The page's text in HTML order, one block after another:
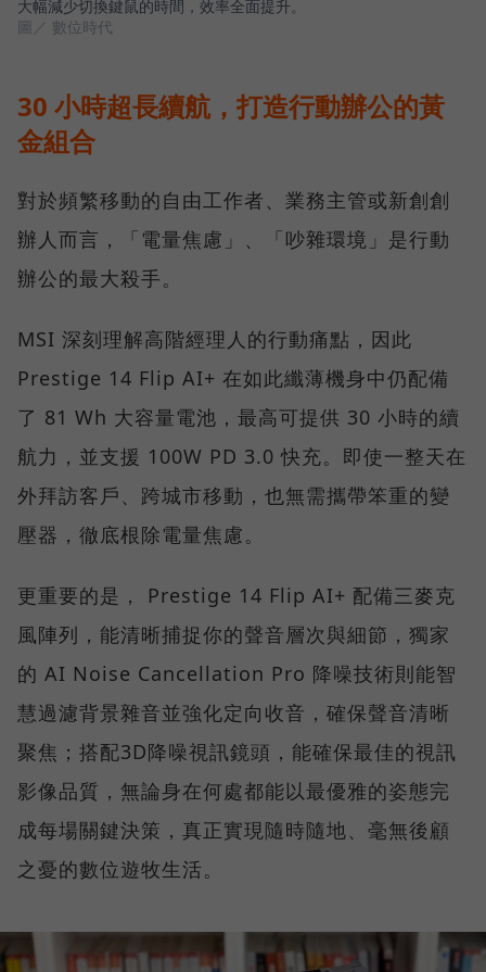
大幅減少切換鍵鼠的時間，效率全面提升。
圖／ 數位時代
30 小時超長續航，打造行動辦公的黃
金組合
對於頻繁移動的自由工作者、業務主管或新創創
辦人而言，「電量焦慮」、「吵雜環境」是行動
辦公的最大殺手。
MSI 深刻理解高階經理人的行動痛點，因此
Prestige 14 Flip AI+ 在如此纖薄機身中仍配備
了 81 Wh 大容量電池，最高可提供 30 小時的續
航力，並支援 100W PD 3.0 快充。即使一整天在
外拜訪客戶、跨城市移動，也無需攜帶笨重的變
壓器，徹底根除電量焦慮。
更重要的是， Prestige 14 Flip AI+ 配備三麥克
風陣列，能清晰捕捉你的聲音層次與細節，獨家
的 AI Noise Cancellation Pro 降噪技術則能智
慧過濾背景雜音並強化定向收音，確保聲音清晰
聚焦；搭配3D降噪視訊鏡頭，能確保最佳的視訊
影像品質，無論身在何處都能以最優雅的姿態完
成每場關鍵決策，真正實現隨時隨地、毫無後顧
之憂的數位遊牧生活。